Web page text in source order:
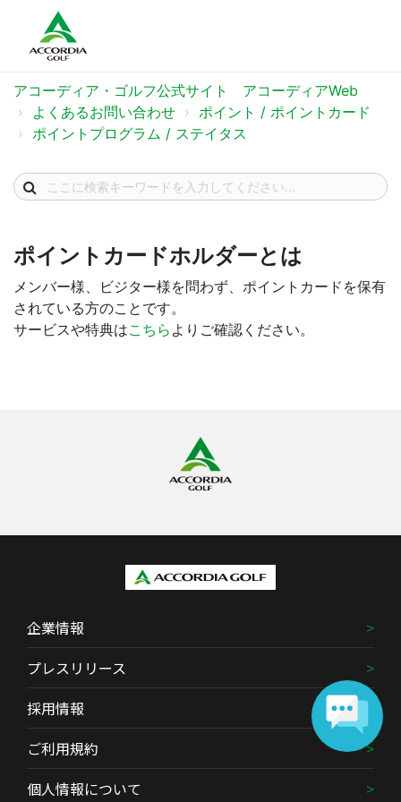
アコーディア・ゴルフ公式サイト アコーディアWeb
よくあるお問い合わせ
ポイント / ポイントカード
ポイントプログラム / ステイタス
ポイントカードホルダーとは
メンバー様、ビジター様を問わず、ポイントカードを保有
されている方のことです。
サービスや特典はこちら よりご確認ください。
企業情報
プレスリリース
採用情報
ご利用規約
個人情報について